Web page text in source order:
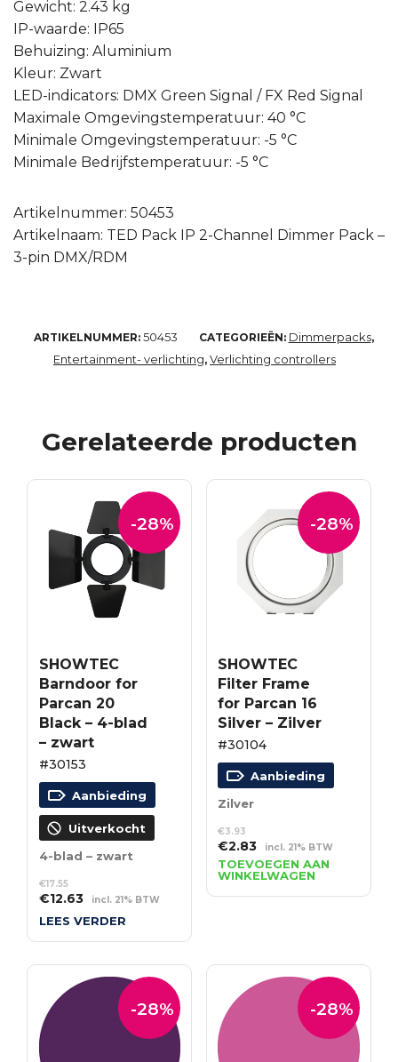
Gewicht: 2.43 kg
IP-waarde: IP65
Behuizing: Aluminium
Kleur: Zwart
LED-indicators: DMX Green Signal / FX Red Signal
Maximale Omgevingstemperatuur: 40 °C
Minimale Omgevingstemperatuur: -5 °C
Minimale Bedrijfstemperatuur: -5 °C
Artikelnummer: 50453
Artikelnaam: TED Pack IP 2-Channel Dimmer Pack –
3-pin DMX/RDM
ARTIKELNUMMER: 50453 CATEGORIEËN: Dimmerpacks,
Entertainment- verlichting, Verlichting controllers
Gerelateerde producten
-28%
SHOWTEC
Barndoor for
Parcan 20
Black – 4-blad
– zwart
#30153
Aanbieding
Uitverkocht
4-blad – zwart
€17.55
Oorspronkelijke
prijs
€12.63Huidige
prijs
incl. 21% BTW
LEES VERDER
-28%
SHOWTEC
Filter Frame
for Parcan 16
Silver – Zilver
#30104
Aanbieding
Zilver
€3.93
Oorspronkelijke
prijs
was:
€3.93.
€2.83Huidige
prijs
is:
€2.83.
incl. 21% BTW
TOEVOEGEN AAN
WINKELWAGEN
-28% -28%